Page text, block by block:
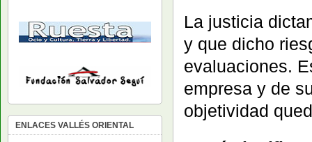
La justicia
y que dicho
evaluaciones.
empresa y de
objetividad
ENLACES VALLÉS ORIENTAL